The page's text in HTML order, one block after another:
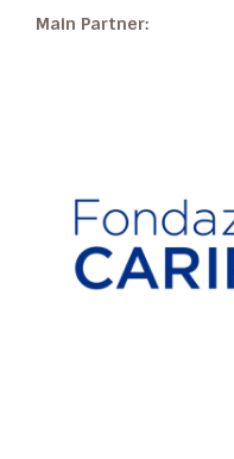
Main Partner: